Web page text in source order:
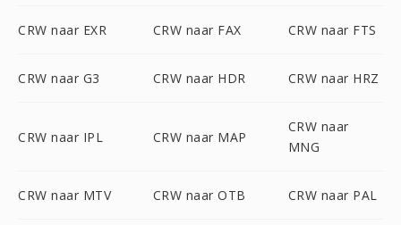
CRW naar EXR CRW naar FAX CRW naar FTS
CRW naar G3 CRW naar HDR CRW naar HRZ
CRW naar IPL CRW naar MAP
CRW naar
MNG
CRW naar MTV CRW naar OTB CRW naar PAL